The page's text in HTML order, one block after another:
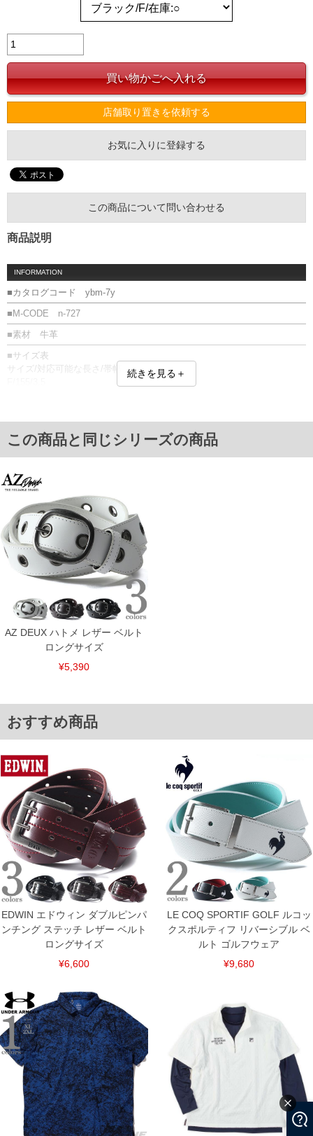
店舗取り置きを依頼する
お気に入りに登録する
この商品について問い合わせる
商品説明
INFORMATION
■カタログコード ybm-7y
■M-CODE n-727
■素材 牛革
■サイズ表
サイズ/対応可能な長さ/帯幅
下着(肌着)やワイシャツは商品の性質上、返品交換不可とさせて頂いております。予め
ご了承くださいませ。
裾上げ料金は500円+税となります。
備考欄に股下●cmとご記入下さい。（裾上げ無料対象商品は1本につき税込6,000円以
上の品が対象。1本5,999円以下の商品は有料（500円+税）となります。）
出荷まで約1週間～20日間程お時間を頂く場合がございます。
尚、裾上げした商品は返品・交換不可となりますので、予めご了承下さい。
一部、お直しに対応出来ない商品がございます。(例：裾にファスナーや調節ひもが付
いている、極端なデザインが施されている等)
※商品によって若干のサイズの誤差がございます。また、お客様がご使用の環境（コ
ンピュータ画面）によって、商品の色味が若干異なる場合がございます。予めご了承
※当店での掲載商品は、実店鋪と在庫を共用しておりますので店頭での売り違い、店
舗からのお取り寄せ等により、お客様にご迷惑をお掛けしてしまう場合がございま
す。そのようなことがない様最大限に努めておりますが、もしあった場合速やかにご
連絡させて頂きますので予めご了承ください。
ITEM INTRODUCTION
COLOR VARIATION
続きを見る＋
この商品と同じシリーズの商品
AZ DEUX ハトメ レザー ベルト
ロングサイズ
¥5,390
おすすめ商品
EDWIN エドウィン ダブルピンパ
ンチング ステッチ レザー ベルト
ロングサイズ
¥6,600
LE COQ SPORTIF GOLF ルコッ
クスポルティフ リバーシブル ベ
ルト ゴルフウェア
¥9,680